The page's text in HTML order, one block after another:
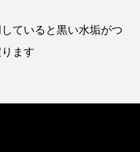
ていると黒い水垢がつ
ます